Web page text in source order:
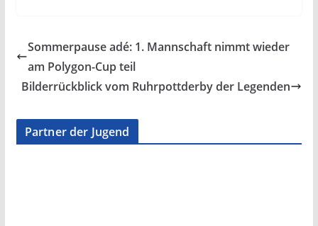
Sommerpause adé: 1. Mannschaft nimmt wieder
am Polygon-Cup teil
Bilderrückblick vom Ruhrpottderby der Legenden
Partner der Jugend